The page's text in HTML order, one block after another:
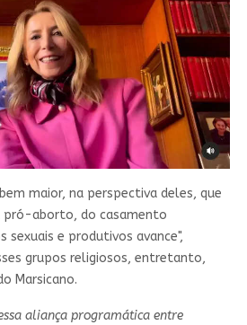
maior, na perspectiva deles, que
pró-aborto, do casamento
sexuais e produtivos avance",
grupos religiosos, entretanto,
Marsicano.
aliança programática entre